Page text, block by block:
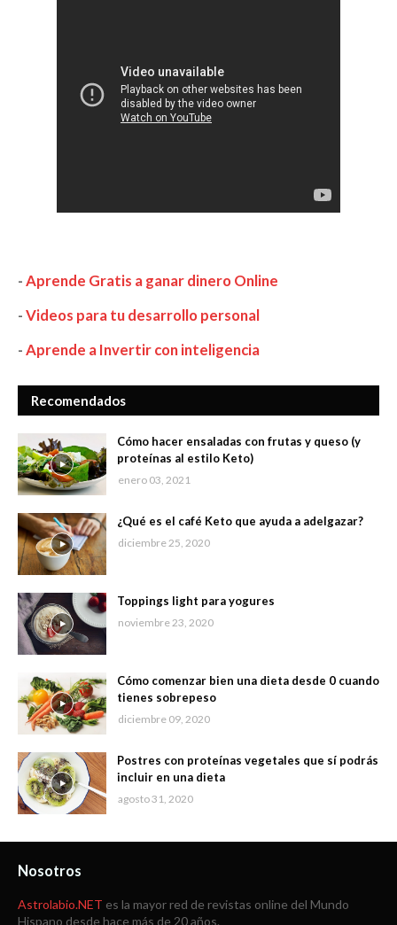
-Aprende Gratis a ganar dinero Online
-Videos para tu desarrollo personal
-Aprende a Invertir con inteligencia
Recomendados
Cómo hacer ensaladas con frutas y queso (y
proteínas al estilo Keto)
enero 03, 2021
¿Qué es el café Keto que ayuda a adelgazar?
diciembre 25, 2020
Toppings light para yogures
noviembre 23, 2020
Cómo comenzar bien una dieta desde 0 cuando
tienes sobrepeso
diciembre 09, 2020
Postres con proteínas vegetales que sí podrás
incluir en una dieta
agosto 31, 2020
Nosotros
Astrolabio.NET es la mayor red de revistas online del Mundo
Hispano desde hace más de 20 años.